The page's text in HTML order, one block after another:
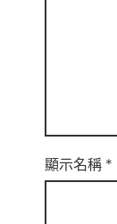
顯示名稱 *